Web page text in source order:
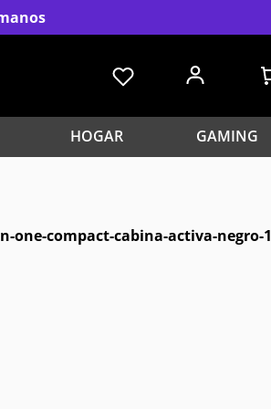
HOGAR GAMING
one-compact-cabina-activa-negro-1